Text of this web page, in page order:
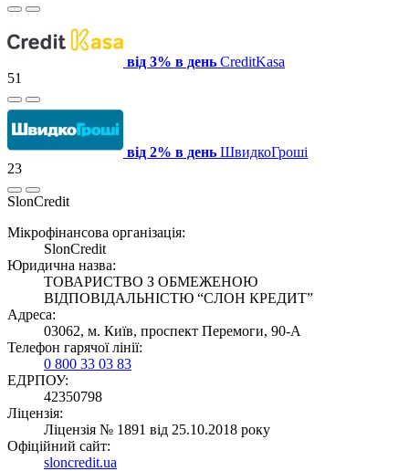
від 3% в день СreditKasa
51
від 2% в день ШвидкоГроші
23
SlonCredit
Мікрофінансова організація:
SlonCredit
Юридична назва:
ТОВАРИСТВО З ОБМЕЖЕНОЮ
ВІДПОВІДАЛЬНІСТЮ “СЛОН КРЕДИТ”
Адреса:
03062, м. Київ, проспект Перемоги, 90-А
Телефон гарячої лінії:
0 800 33 03 83
ЕДРПОУ:
42350798
Ліцензія:
Ліцензія № 1891 від 25.10.2018 року
Офіційний сайт:
sloncredit.ua